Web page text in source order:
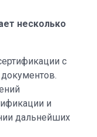
несколько
с
и
дальнейших